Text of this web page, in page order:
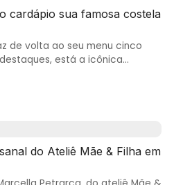
cardápio sua famosa costela
de volta ao seu menu cinco
está a icônica…
do Ateliê Mãe & Filha em